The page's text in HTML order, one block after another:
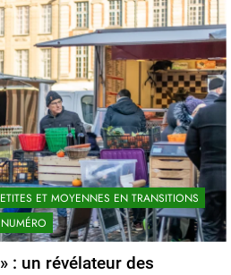
ET MOYENNES EN TRANSITIONS
: un révélateur des